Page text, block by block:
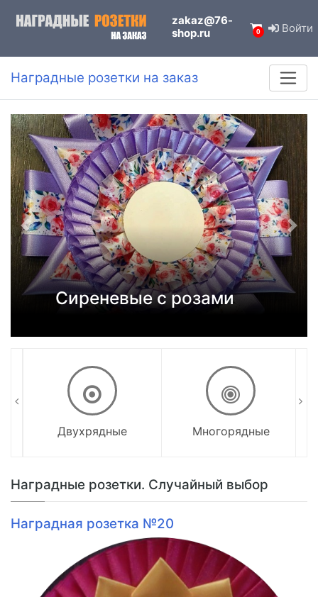
zakaz@76-
shop.ru
0 Войти
Наградные розетки на заказ
Сиреневые с розами
Двухрядные Многорядные
Наградные розетки. Случайный выбор
Наградная розетка №20